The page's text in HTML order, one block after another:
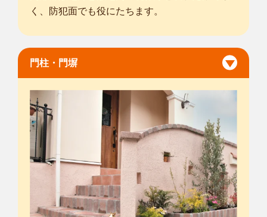
く、防犯面でも役にたちます。
門柱・門塀